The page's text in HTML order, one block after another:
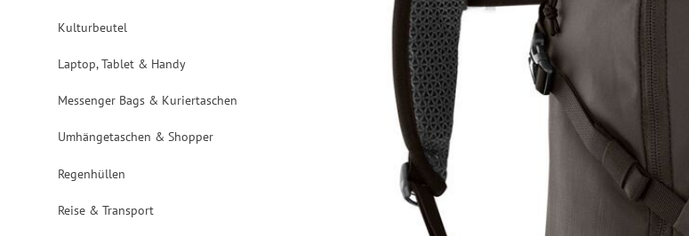
Kulturbeutel
Laptop, Tablet & Handy
Messenger Bags & Kuriertaschen
Umhängetaschen & Shopper
Regenhüllen
Reise & Transport